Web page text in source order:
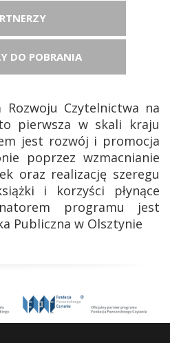
DO POBRANIA
Czytelnictwa na
pierwsza w skali kraju
jest rozwój i promocja
poprzez wzmacnianie
oraz realizację szeregu
i korzyści płynące
programu jest
Publiczna w Olsztynie